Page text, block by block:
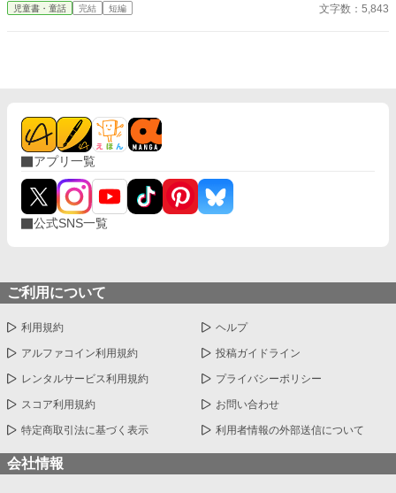
児童書・童話 完結 短編 文字数：5,843
アプリ一覧
公式SNS一覧
ご利用について
利用規約 ヘルプ
アルファコイン利用規約 投稿ガイドライン
レンタルサービス利用規約 プライバシーポリシー
スコア利用規約 お問い合わせ
特定商取引法に基づく表示 利用者情報の外部送信について
会社情報